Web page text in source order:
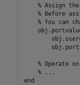
% Assign
% Before
% You can
% Operate
% ...
end